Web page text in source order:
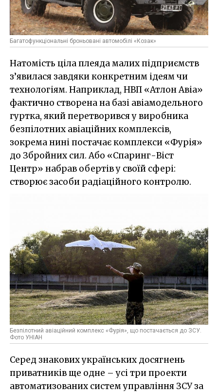
Багатофункціональні броньовані автомобілі «Козак»
Натомість ціла плеяда малих підприємств
з’явилася завдяки конкретним ідеям чи
технологіям. Наприклад, НВП «Атлон Авіа»
фактично створена на базі авіамодельного
гуртка, який перетворився у виробника
безпілотних авіаційних комплексів,
зокрема нині постачає комплекси «Фурія»
до Збройних сил. Або «Спаринг-Віст
Центр» набрав обертів у своїй сфері:
створює засоби радіаційного контролю.
Безпілотний авіаційний комплекс «Фурія», що постачається до ЗСУ.
Фото УНІАН
Серед знакових українських досягнень
приватників ще одне – усі три проекти
автоматизованих систем управління ЗСУ за